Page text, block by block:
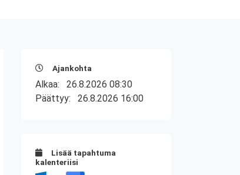
Ajankohta
Alkaa: 26.8.2026 08:30
Päättyy: 26.8.2026 16:00
Lisää tapahtuma
kalenteriisi